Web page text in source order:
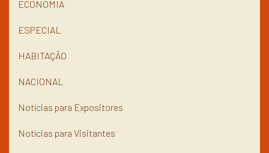
ECONOMIA
ESPECIAL
HABITAÇÃO
NACIONAL
Notícias para Expositores
Notícias para Visitantes